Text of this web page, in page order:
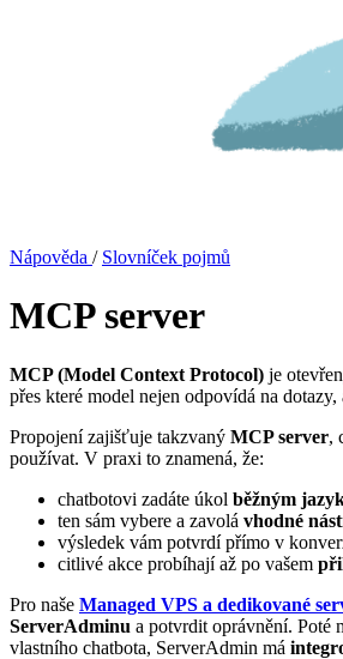
Nápověda / Slovníček pojmů
MCP server
MCP (Model Context Protocol) je
přes které model nejen odpovídá na dotazy,
Propojení zajišťuje takzvaný MCP server,
používat. V praxi to znamená, že:
chatbotovi zadáte úkol běžným
ten sám vybere a zavolá vhodné
výsledek vám potvrdí přímo v
citlivé akce probíhají až po vašem
Pro naše Managed VPS a dedikované
ServerAdminu a potvrdit oprávnění. Poté
vlastního chatbota, ServerAdmin má